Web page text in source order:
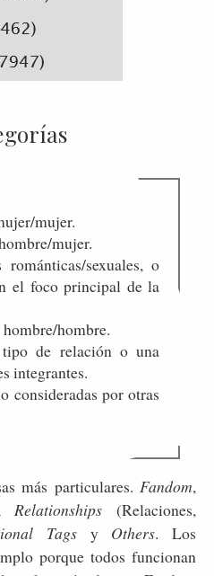
mujer.
mujer.
sexuales, o
el foco principal de la
hombre.
de relación o una
integrantes.
consideradas por otras
más particulares. Fandom,
Relationships (Relaciones,
Tags y Others. Los
porque todos funcionan